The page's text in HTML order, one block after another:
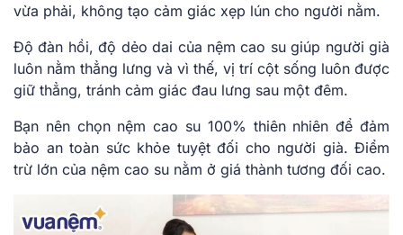
vừa phải, không tạo cảm giác xẹp lún cho người nằm.
Độ đàn hồi, độ dẻo dai của nệm cao su giúp người già
luôn nằm thẳng lưng và vì thế, vị trí cột sống luôn được
giữ thẳng, tránh cảm giác đau lưng sau một đêm.
Bạn nên chọn nệm cao su 100% thiên nhiên để đảm
bảo an toàn sức khỏe tuyệt đối cho người già. Điểm
trừ lớn của nệm cao su nằm ở giá thành tương đối cao.